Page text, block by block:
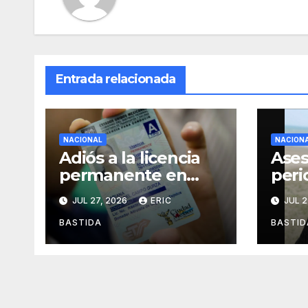
Entrada relacionada
NACIONAL
Adiós a la licencia
permanente en
CDMX
JUL 27, 2026 ERIC
BASTIDA
JUL